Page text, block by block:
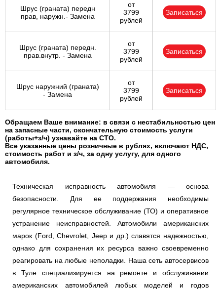
Шрус (граната) передн
прав, наружн.- Замена
от
3799
рублей
Записаться
Шрус (граната) передн.
прав.внутр. - Замена
от
3799
рублей
Записаться
Шрус наружний (граната)
- Замена
от
3799
рублей
Записаться
Обращаем Ваше внимание: в связи с нестабильностью цен
на запасные части, окончательную стоимость услуги
(работы+з/ч) узнавайте на СТО.
Все указанные цены розничные в рублях, включают НДС,
стоимость работ и з/ч, за одну услугу, для одного
автомобиля.
Техническая исправность автомобиля — основа
безопасности. Для ее поддержания необходимы
регулярное техническое обслуживание (ТО) и оперативное
устранение неисправностей. Автомобили американских
марок (Ford, Chevrolet, Jeep и др.) славятся надежностью,
однако для сохранения их ресурса важно своевременно
реагировать на любые неполадки. Наша сеть автосервисов
в Туле специализируется на ремонте и обслуживании
американских автомобилей любых моделей и годов